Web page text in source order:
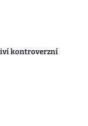
kontroverzní